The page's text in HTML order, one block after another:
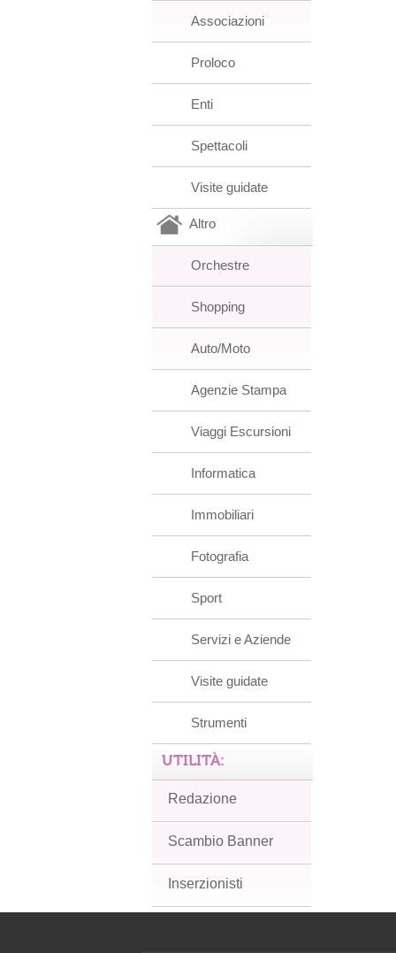
Associazioni
Proloco
Enti
Spettacoli
Visite guidate
Altro
Orchestre
Shopping
Auto/Moto
Agenzie Stampa
Viaggi Escursioni
Informatica
Immobiliari
Fotografia
Sport
Servizi e Aziende
Visite guidate
Strumenti
UTILITÀ:
Redazione
Scambio Banner
Inserzionisti